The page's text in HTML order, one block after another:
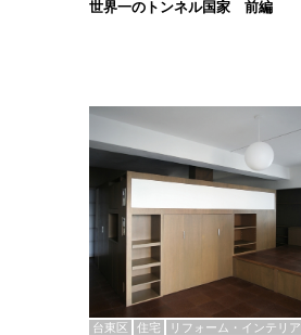
世界一のトンネル国家 前編
台東区 住宅 リフォーム・インテリア